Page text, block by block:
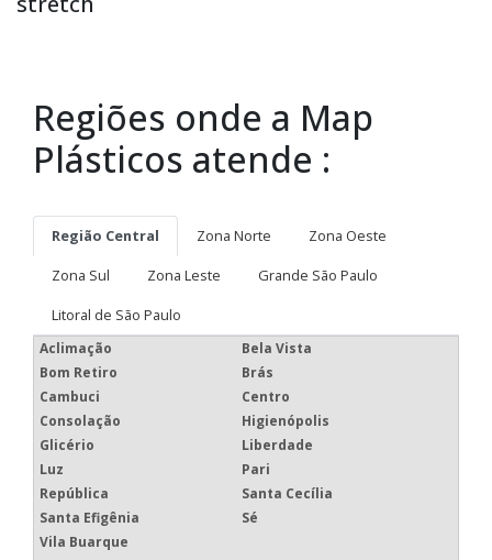
Regiões onde a Map
Plásticos atende :
Região Central Zona Norte
Zona Oeste
Zona Sul
Zona Leste
Grande São Paulo
Litoral de São Paulo
Aclimação
Bela Vista
Bom Retiro
Brás
Cambuci
Centro
Consolação
Higienópolis
Glicério
Liberdade
Luz
Pari
República
Santa Cecília
Santa Efigênia
Sé
Vila Buarque